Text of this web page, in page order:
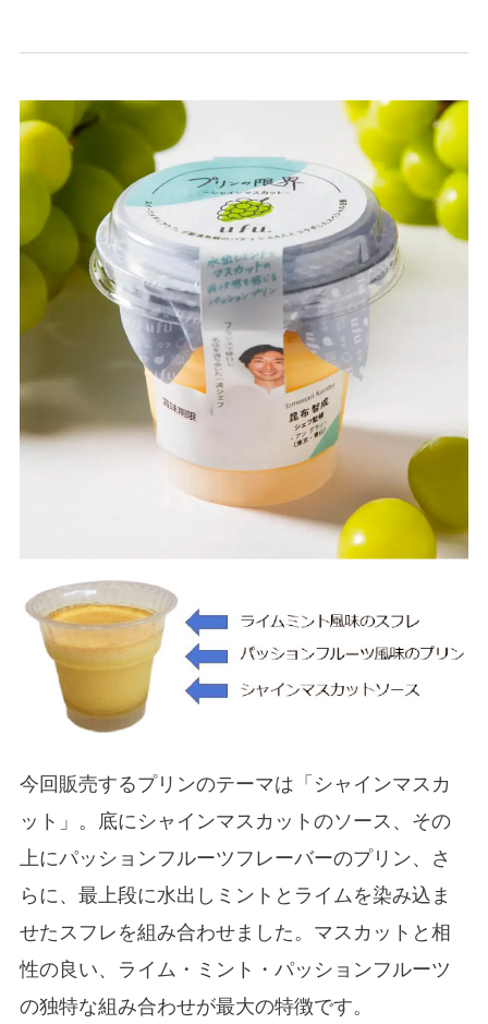
今回販売するプリンのテーマは「シャインマスカ
ット」。底にシャインマスカットのソース、その
上にパッションフルーツフレーバーのプリン、さ
らに、最上段に水出しミントとライムを染み込ま
せたスフレを組み合わせました。マスカットと相
性の良い、ライム・ミント・パッションフルーツ
の独特な組み合わせが最大の特徴です。